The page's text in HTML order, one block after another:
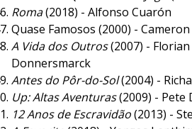
Roma(2018) - Alfonso Cuarón
Quase Famosos (2000) -
A Vida dos Outros(2007) -
Donnersmarck
Antes do Pôr-do-Sol(2004) -
Up: Altas Aventuras(2009) - Pete
12 Anos de Escravidão(2013) -